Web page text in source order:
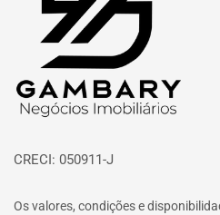
CRECI: 050911-J
Os valores, condições e